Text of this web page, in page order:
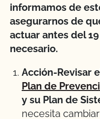
informamos de
asegurarnos de
actuar antes del
necesario.
Acción-Revisar
Plan de
y su Plan de
necesita